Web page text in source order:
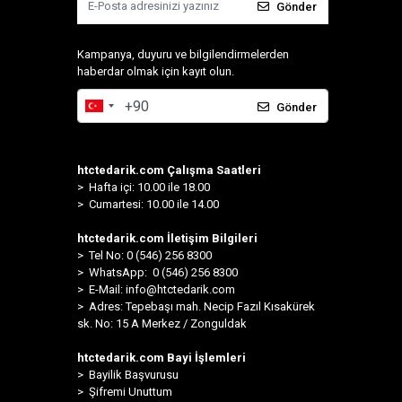
Gönder
Kampanya, duyuru ve bilgilendirmelerden
haberdar olmak için kayıt olun.
Gönder
htctedarik.com Çalışma Saatleri
> Hafta içi: 10.00 ile 18.00
> Cumartesi: 10.00 ile 14.00
htctedarik.com İletişim Bilgileri
> Tel No: 0 (546) 256 8300
> WhatsApp: 0 (546) 256 8300
> E-Mail: info@htctedarik.com
> Adres: Tepebaşı mah. Necip Fazıl Kısakürek
sk. No: 15 A Merkez / Zonguldak
htctedarik.com Bayi İşlemleri
> Bayilik Başvurusu
> Şifremi Unuttum